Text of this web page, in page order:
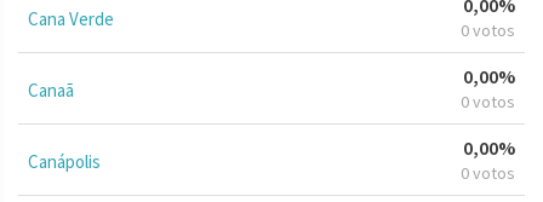
Cana Verde 0 votos
Canaã
0,00%
0 votos
Canápolis
0,00%
0 votos